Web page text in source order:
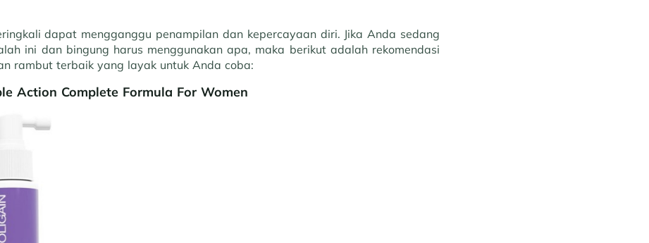
dapat mengganggu penampilan dan kepercayaan diri. Jika Anda sedang
ini dan bingung harus menggunakan apa, maka berikut adalah rekomendasi
rambut terbaik yang layak untuk Anda coba:
Action Complete Formula For Women